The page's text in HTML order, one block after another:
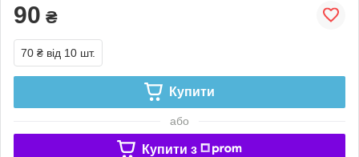
90 ₴
70 ₴ від 10 шт.
Купити
або
Купити з